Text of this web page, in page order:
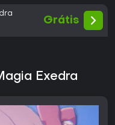
Grátis
Exedra